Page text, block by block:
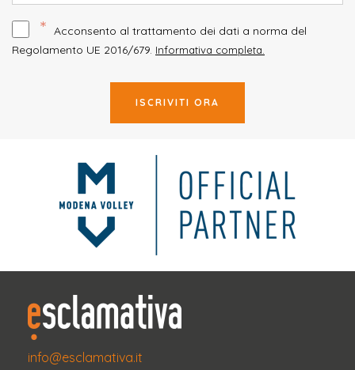
* Acconsento al trattamento dei dati a norma del
Regolamento UE 2016/679. Informativa completa.
ISCRIVITI ORA
info@esclamativa.it